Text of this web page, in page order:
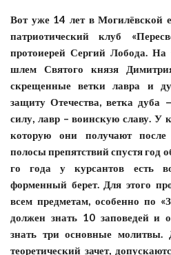
Вот уже 14 лет в Могилёвской
патриотический клуб
протоиерей Сергий Лобода. На
шлем Святого князя
скрещенные ветки лавра и
защиту Отечества, ветка
силу, лавр – воинскую славу. У
которую они получают после
полосы препятствий спустя год
го года у курсантов есть
форменный берет. Для этого
всем предметам, особенно по
должен знать 10 заповедей и
знать три основные молитвы.
теоретический зачет,